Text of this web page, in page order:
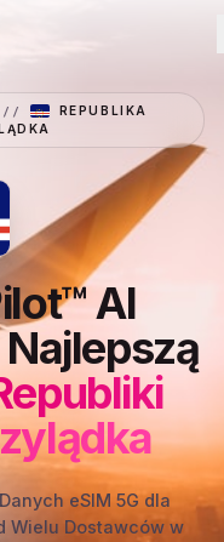
//
REPUBLIKA
AI
eSIM 5G dla
Wielu Dostawców w